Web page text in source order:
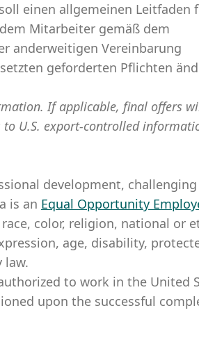
einen allgemeinen Leitfaden
Mitarbeiter gemäß dem
anderweitigen Vereinbarung
geforderten Pflichten
If applicable, final offers
U.S. export-controlled
development, challenging
is an Equal Opportunity
color, religion, national or
age, disability,
law.
to work in the United
upon the successful